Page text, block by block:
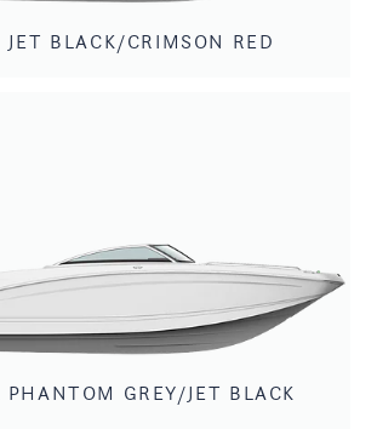
JET BLACK/CRIMSON RED
PHANTOM GREY/JET BLACK